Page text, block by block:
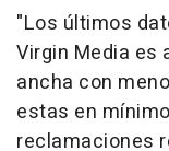
"Los últimos
Virgin Media es
ancha con
estas en
reclamaciones